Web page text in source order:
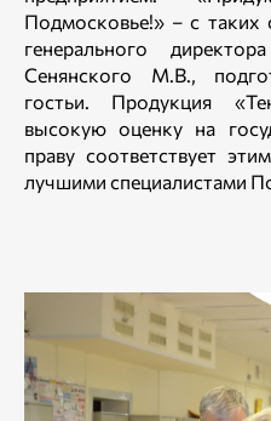
Подмосковье!» – с таких
генерального
Сенянского М.В.,
гостьи. Продукция
высокую оценку на
праву соответствует
лучшими специалистами